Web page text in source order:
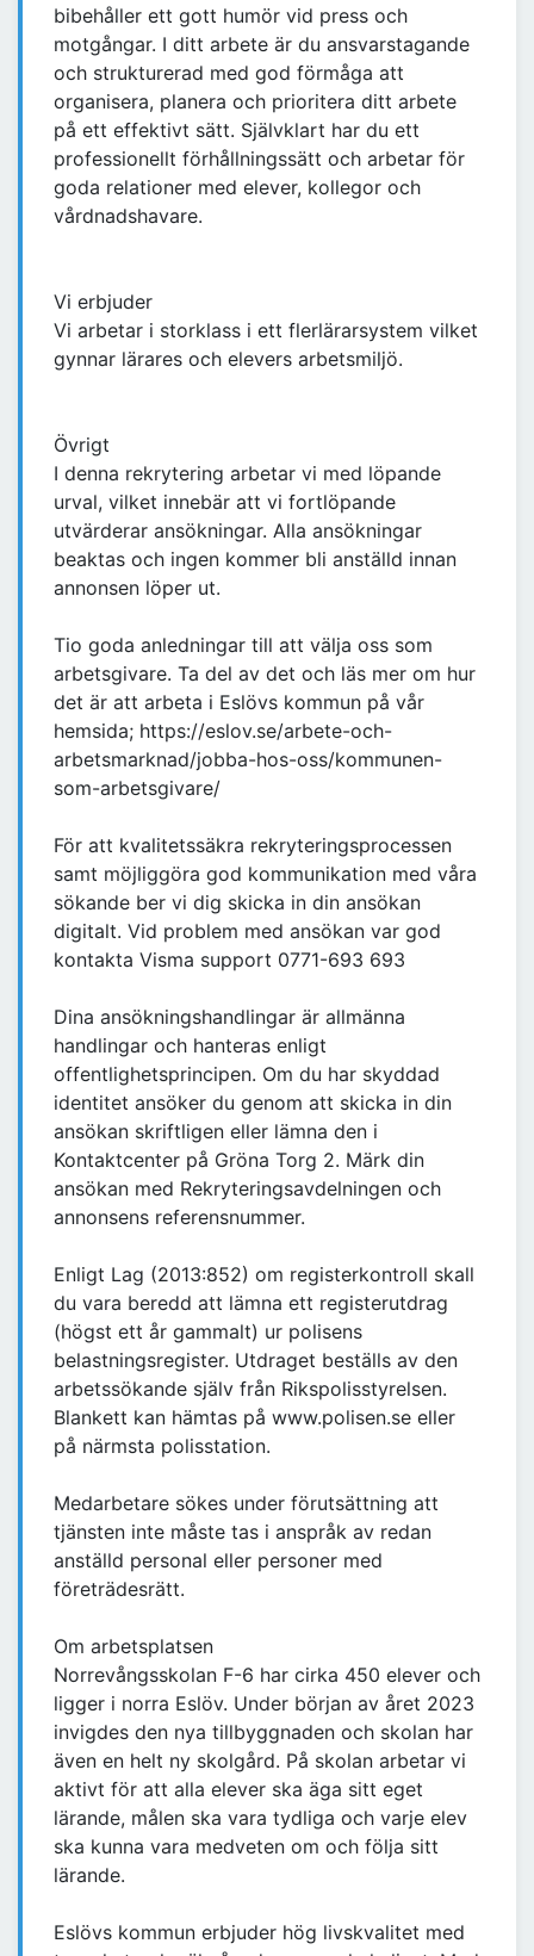
bibehåller ett gott humör vid press och
motgångar. I ditt arbete är du ansvarstagande
och strukturerad med god förmåga att
organisera, planera och prioritera ditt arbete
på ett effektivt sätt. Självklart har du ett
professionellt förhållningssätt och arbetar för
goda relationer med elever, kollegor och
vårdnadshavare.
Vi erbjuder
Vi arbetar i storklass i ett flerlärarsystem vilket
gynnar lärares och elevers arbetsmiljö.
Övrigt
I denna rekrytering arbetar vi med löpande
urval, vilket innebär att vi fortlöpande
utvärderar ansökningar. Alla ansökningar
beaktas och ingen kommer bli anställd innan
annonsen löper ut.
Tio goda anledningar till att välja oss som
arbetsgivare. Ta del av det och läs mer om hur
det är att arbeta i Eslövs kommun på vår
hemsida; https://eslov.se/arbete-och-
arbetsmarknad/jobba-hos-oss/kommunen-
som-arbetsgivare/
För att kvalitetssäkra rekryteringsprocessen
samt möjliggöra god kommunikation med våra
sökande ber vi dig skicka in din ansökan
digitalt. Vid problem med ansökan var god
kontakta Visma support 0771-693 693
Dina ansökningshandlingar är allmänna
handlingar och hanteras enligt
offentlighetsprincipen. Om du har skyddad
identitet ansöker du genom att skicka in din
ansökan skriftligen eller lämna den i
Kontaktcenter på Gröna Torg 2. Märk din
ansökan med Rekryteringsavdelningen och
annonsens referensnummer.
Enligt Lag (2013:852) om registerkontroll skall
du vara beredd att lämna ett registerutdrag
(högst ett år gammalt) ur polisens
belastningsregister. Utdraget beställs av den
arbetssökande själv från Rikspolisstyrelsen.
Blankett kan hämtas på www.polisen.se eller
på närmsta polisstation.
Medarbetare sökes under förutsättning att
tjänsten inte måste tas i anspråk av redan
anställd personal eller personer med
företrädesrätt.
Om arbetsplatsen
Norrevångsskolan F-6 har cirka 450 elever och
ligger i norra Eslöv. Under början av året 2023
invigdes den nya tillbyggnaden och skolan har
även en helt ny skolgård. På skolan arbetar vi
aktivt för att alla elever ska äga sitt eget
lärande, målen ska vara tydliga och varje elev
ska kunna vara medveten om och följa sitt
lärande.
Eslövs kommun erbjuder hög livskvalitet med